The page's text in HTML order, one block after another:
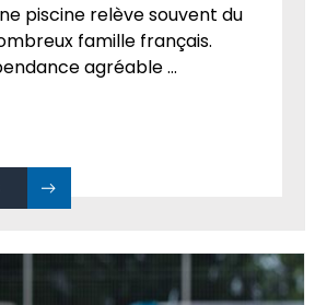
piscine relève souvent du
famille français.
agréable ...